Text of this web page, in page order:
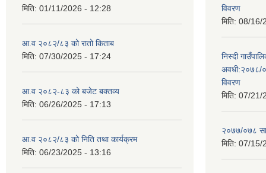
मिति: 01/11/2026 - 12:28
आ.व २०८२/८३ को रातो किताब
मिति: 07/30/2025 - 17:24
आ.व २०८२-८३ को बजेट बक्तव्य
मिति: 06/26/2025 - 17:13
आ.व २०८२/८३ को निति तथा कार्यक्रम
मिति: 06/23/2025 - 13:16
विवरण
मिति: 08/16/
निस्दी
अवधी:२०७८/
विवरण
मिति: 07/21/
२०७७/०७८
मिति: 07/15/